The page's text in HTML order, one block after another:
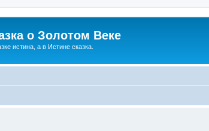
о Золотом Веке
истина, а в Истине сказка.